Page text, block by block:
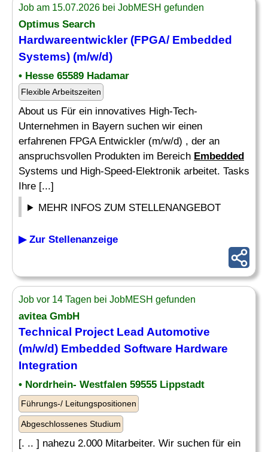
Job am 15.07.2026 bei JobMESH gefunden
Optimus Search
Hardwareentwickler (FPGA/ Embedded
Systems) (m/w/d)
• Hesse 65589 Hadamar
Flexible Arbeitszeiten
About us Für ein innovatives High-Tech-
Unternehmen in Bayern suchen wir einen
erfahrenen FPGA Entwickler (m/w/d) , der an
anspruchsvollen Produkten im Bereich Embedded
Systems und High-Speed-Elektronik arbeitet. Tasks
Ihre [...]
MEHR INFOS ZUM STELLENANGEBOT
▶ Zur Stellenanzeige
Job vor 14 Tagen bei JobMESH gefunden
avitea GmbH
Technical Project Lead Automotive
(m/w/d) Embedded Software Hardware
Integration
• Nordrhein- Westfalen 59555 Lippstadt
Führungs-/ Leitungspositionen
Abgeschlossenes Studium
[. .. ] nahezu 2.000 Mitarbeiter. Wir suchen für ein